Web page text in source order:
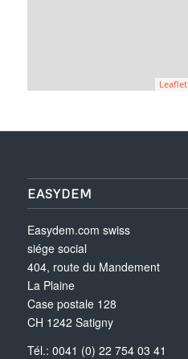
Leaflet
EASYDEM
Easydem.com swiss
siége social
404, route du Mandement
La Plaine
Case postale 128
CH 1242 Satigny
Tél.: 0041 (0) 22 754 03 41